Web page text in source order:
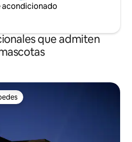
acondicionado
que admiten
preferido